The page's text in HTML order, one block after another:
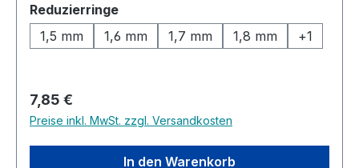
Reduzierringeauswählen
1,5 mm
1,6 mm 1,7 mm 1,8 mm +1
Regulärer Preis:
7,85 €
Preise inkl. MwSt. zzgl. Versandkosten
In den Warenkorb